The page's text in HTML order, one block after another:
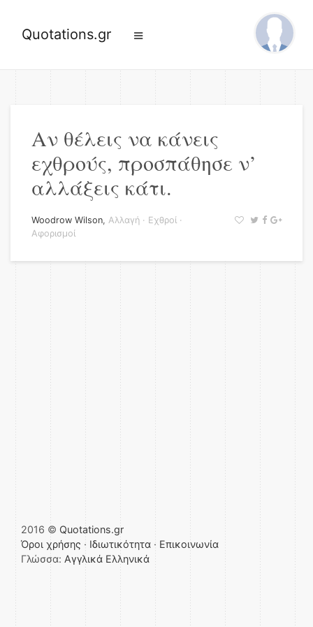
Quotations.gr
Αν θέλεις να κάνεις
εχθρούς, προσπάθησε ν’
αλλάξεις κάτι.
Woodrow Wilson, Αλλαγή · Εχθροί ·
Αφορισμοί
2016 © Quotations.gr
Όροι χρήσης · Ιδιωτικότητα · Επικοινωνία
Γλώσσα: Αγγλικά Ελληνικά